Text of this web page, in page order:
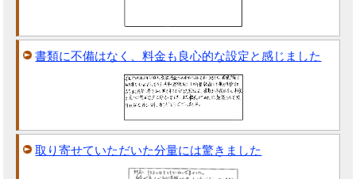
書類に不備はなく、料金も良心的な設定と感じました
取り寄せていただいた分量には驚きました